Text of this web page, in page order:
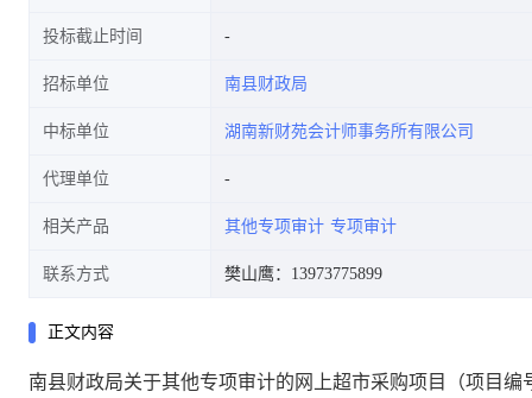
投标截止时间
招标单位 南县财政局
中标单位 湖南新财苑会计师事务所有限公司
代理单位
相关产品 其他专项审计 专项审计
联系方式 樊山鹰：13973775899
正文内容
南县财政局关于其他专项审计的网上超市采购项目
（项目编